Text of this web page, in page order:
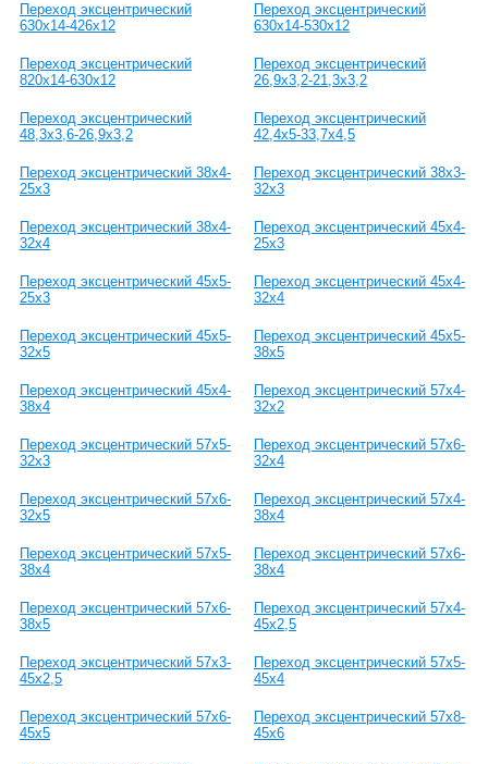
Переход эксцентрический
630x14-426x12
Переход эксцентрический
630x14-530x12
Переход эксцентрический
820x14-630x12
Переход эксцентрический
26,9х3,2-21,3х3,2
Переход эксцентрический
48,3х3,6-26,9х3,2
Переход эксцентрический
42,4х5-33,7х4,5
Переход эксцентрический 38х4-
25х3
Переход эксцентрический 38х3-
32х3
Переход эксцентрический 38х4-
32х4
Переход эксцентрический 45х4-
25х3
Переход эксцентрический 45х5-
25х3
Переход эксцентрический 45х4-
32х4
Переход эксцентрический 45х5-
32х5
Переход эксцентрический 45х5-
38х5
Переход эксцентрический 45х4-
38х4
Переход эксцентрический 57х4-
32х2
Переход эксцентрический 57х5-
32х3
Переход эксцентрический 57х6-
32х4
Переход эксцентрический 57х6-
32х5
Переход эксцентрический 57х4-
38х4
Переход эксцентрический 57х5-
38х4
Переход эксцентрический 57х6-
38х4
Переход эксцентрический 57х6-
38х5
Переход эксцентрический 57х4-
45х2,5
Переход эксцентрический 57х3-
45х2,5
Переход эксцентрический 57х5-
45х4
Переход эксцентрический 57х6-
45х5
Переход эксцентрический 57х8-
45х6